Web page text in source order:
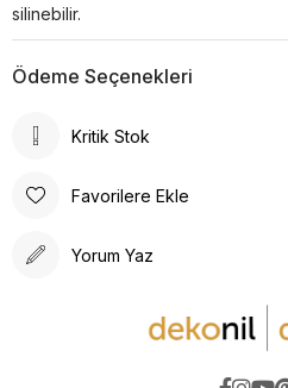
silinebilir.
Ödeme Seçenekleri
Kritik Stok
Favorilere Ekle
Yorum Yaz